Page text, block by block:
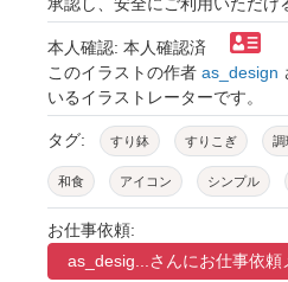
本人確認: 本人確認済
このイラストの作者 as_design
いるイラストレーターです。
タグ: すり鉢 すりこぎ 調
和食 アイコン シンプル
キッチン
お仕事依頼:
as_desig...さんにお仕事依頼